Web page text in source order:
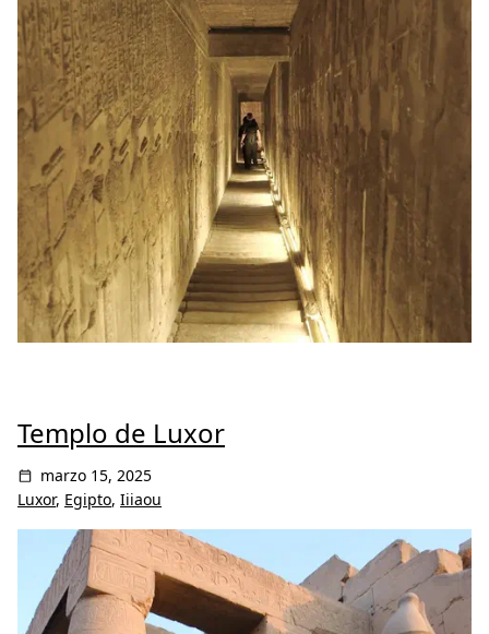
Templo de Luxor
marzo 15, 2025
Luxor, Egipto, Iiiaou